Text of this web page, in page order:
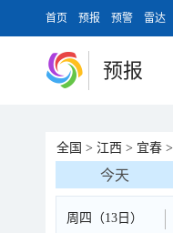
首页 预报 预警 雷达
预报
全国 > 江西 > 宜春 >
今天
周四（13日）